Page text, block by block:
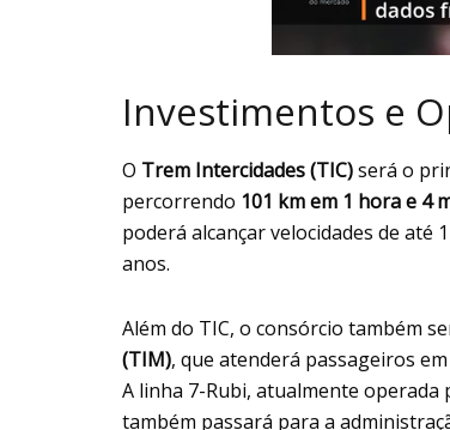
Investimentos e
O Trem Intercidades (TIC)será o
percorrendo 101 km em 1 hora e 4
poderá alcançar velocidades de até
anos.
Além do TIC, o consórcio também
(TIM), que atenderá passageiros
A linha 7-Rubi, atualmente operada
também passará para a